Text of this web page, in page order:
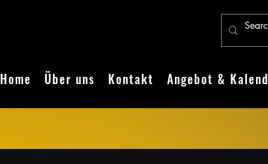
Home Über uns Kontakt Angebot &